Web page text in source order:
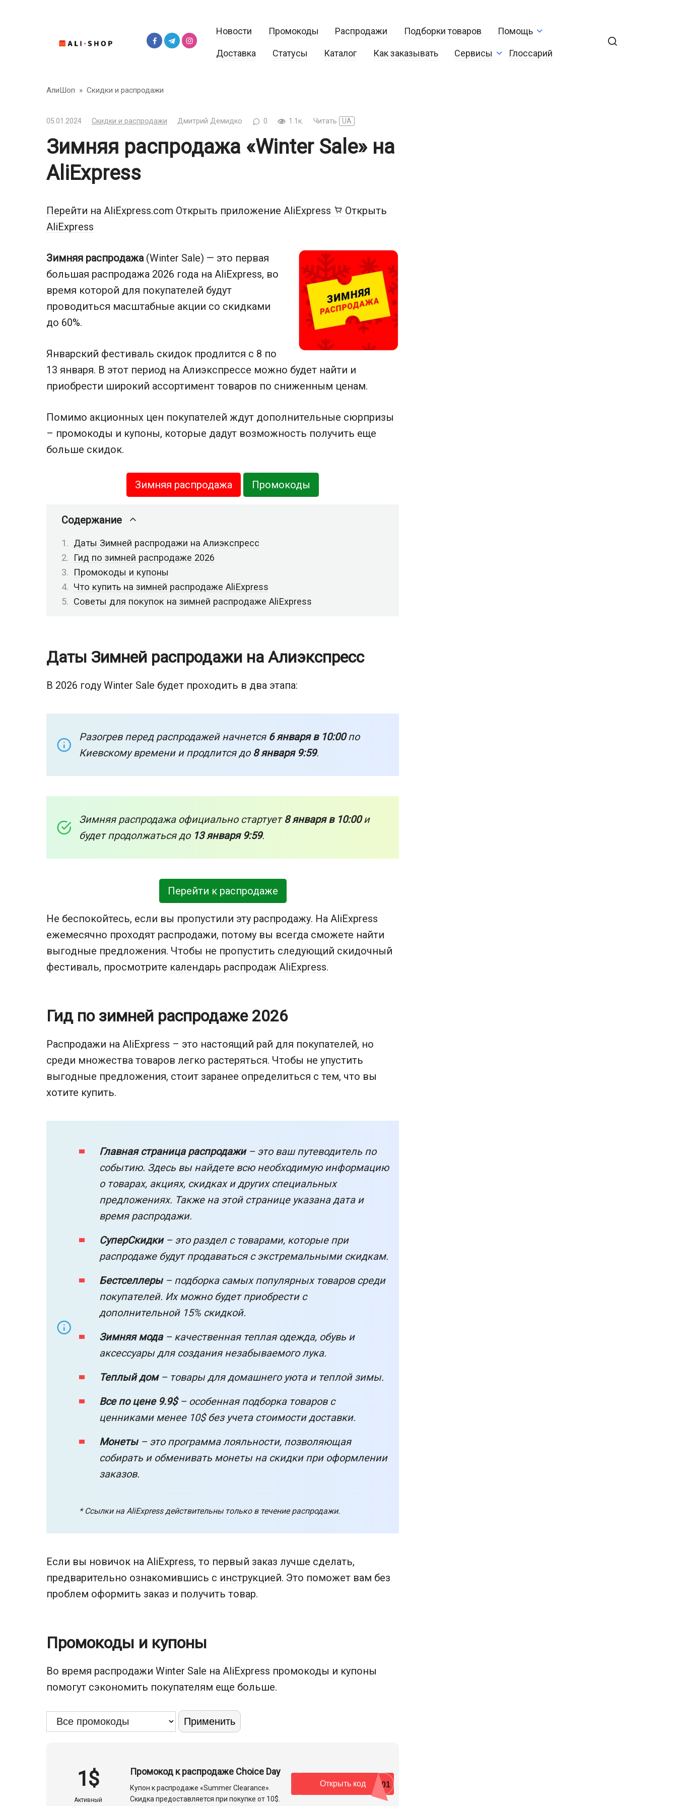
Новости Промокоды Распродажи Подборки товаров Помощь
Доставка Статусы Каталог Как заказывать Сервисы Глоссарий
АлиШоп » Скидки и распродажи
05.01.2024 Скидки и распродажи Дмитрий Демидко 0 1.1к. Читать UA
Зимняя распродажа «Winter Sale» на
AliExpress
Перейти на AliExpress.com Открыть приложение AliExpress
Открыть
AliExpress
Зимняя распродажа(Winter Sale) — это первая
большая распродажа 2026 года на AliExpress, во
время которой для покупателей будут
проводиться масштабные акции со скидками
до 60%.
Январский фестиваль скидок продлится с 8 по
13 января. В этот период на Алиэкспрессе можно будет найти и
приобрести широкий ассортимент товаров по сниженным ценам.
Помимо акционных цен покупателей ждут дополнительные сюрпризы
– промокоды и купоны, которые дадут возможность получить еще
больше скидок.
Зимняя распродажа Промокоды
Содержание
Даты Зимней распродажи на Алиэкспресс
Гид по зимней распродаже 2026
Промокоды и купоны
Что купить на зимней распродаже AliExpress
Советы для покупок на зимней распродаже AliExpress
Даты Зимней распродажи на Алиэкспресс
В 2026 году Winter Sale будет проходить в два этапа:
Разогрев перед распродажей начнется 6 января в 10:00по
Киевскому времени и продлится до 8 января 9:59.
Зимняя распродажа официально стартует 8 января в 10:00и
будет продолжаться до 13 января 9:59.
Перейти к распродаже
Не беспокойтесь, если вы пропустили эту распродажу. На AliExpress
ежемесячно проходят распродажи, потому вы всегда сможете найти
выгодные предложения. Чтобы не пропустить следующий скидочный
фестиваль, просмотрите календарь распродаж AliExpress.
Гид по зимней распродаже 2026
Распродажи на AliExpress – это настоящий рай для покупателей, но
среди множества товаров легко растеряться. Чтобы не упустить
выгодные предложения, стоит заранее определиться с тем, что вы
хотите купить.
Главная страница распродажи– это ваш путеводитель по
событию. Здесь вы найдете всю необходимую информацию
о товарах, акциях, скидках и других специальных
предложениях. Также на этой странице указана дата и
время распродажи.
СуперСкидки– это раздел с товарами, которые при
распродаже будут продаваться с экстремальными скидкам.
Бестселлеры– подборка самых популярных товаров среди
покупателей. Их можно будет приобрести с
дополнительной 15% скидкой.
Зимняя мода– качественная теплая одежда, обувь и
аксессуары для создания незабываемого лука.
Теплый дом– товары для домашнего уюта и теплой зимы.
Все по цене 9.9$– особенная подборка товаров с
ценниками менее 10$ без учета стоимости доставки.
Монеты– это программа лояльности, позволяющая
собирать и обменивать монеты на скидки при оформлении
заказов.
* Ссылки на AliExpress действительны только в течение распродажи.
Если вы новичок на AliExpress, то первый заказ лучше сделать,
предварительно ознакомившись с инструкцией. Это поможет вам без
проблем оформить заказ и получить товар.
Промокоды и купоны
Во время распродажи Winter Sale на AliExpress промокоды и купоны
помогут сэкономить покупателям еще больше.
1$
Активный
Промокод к распродаже Choice Day
Купон к распродаже «Summer Clearance».
Скидка предоставляется при покупке от 10$.
Открыть код SC01